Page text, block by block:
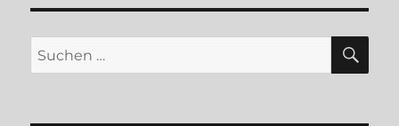
Suchen
nach: